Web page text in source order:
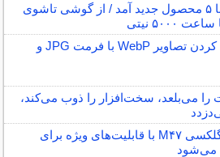
سامسونگ با ۵ محصول جدید آمد / از گوشی تاشوی
۵۰۰۰ نیتی
نحوه ذخیره‌ کردن تصاویر WebP با فرمت JPG و
را می‌بلعد، سخت‌افزار را ذوب می‌کند،
سامسونگ گلکسی M۴۷ با قابلیت‌های ویژه برای
می‌شود